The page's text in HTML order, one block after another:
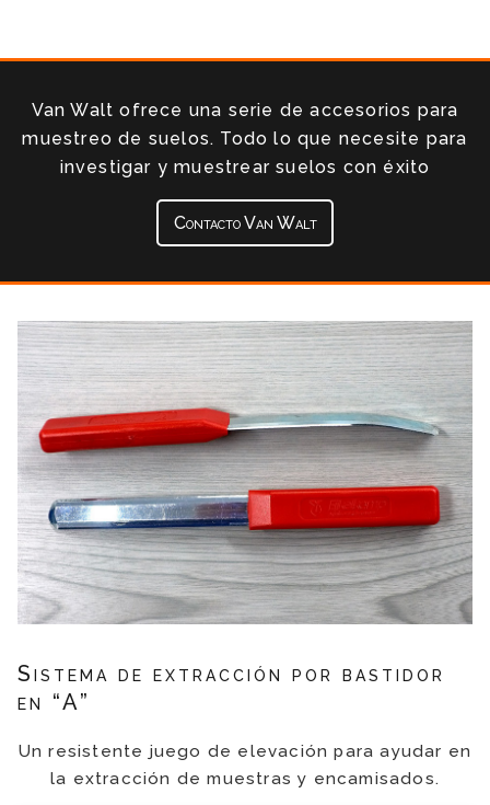
Van Walt ofrece una serie de accesorios para
muestreo de suelos. Todo lo que necesite para
investigar y muestrear suelos con éxito
Contacto Van Walt
Sistema de extracción por bastidor
en “A”
Un resistente juego de elevación para ayudar en
la extracción de muestras y encamisados.